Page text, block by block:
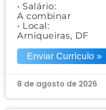
• Salário:
A combinar
• Local:
Arniqueiras, DF
Enviar Currículo »
8 de agosto de 2026